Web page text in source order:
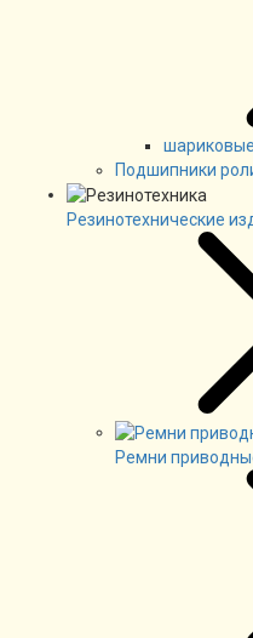
Подшипники
Резинотехнические
Ремни